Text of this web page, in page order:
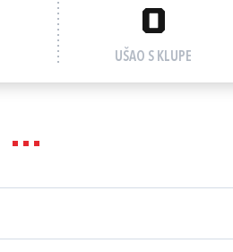
0
UŠAO S KLUPE